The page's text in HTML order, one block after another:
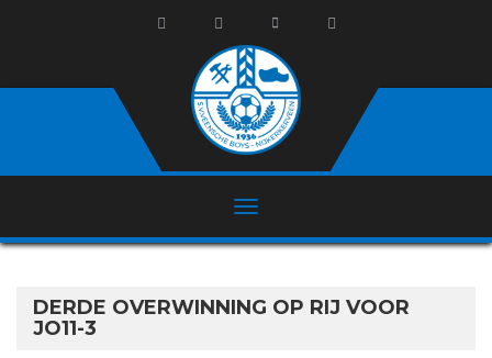
DERDE OVERWINNING OP RIJ VOOR
JO11-3